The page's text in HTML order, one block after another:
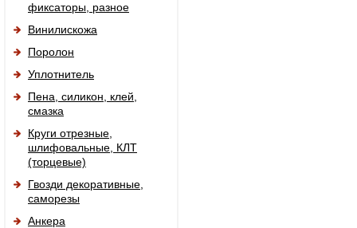
фиксаторы, разное
Винилискожа
Поролон
Уплотнитель
Пена, силикон, клей,
смазка
Круги отрезные,
шлифовальные, КЛТ
(торцевые)
Гвозди декоративные,
саморезы
Анкера